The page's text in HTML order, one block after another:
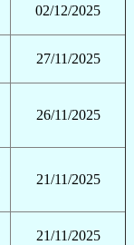
02/12/2025
27/11/2025
26/11/2025
21/11/2025
21/11/2025